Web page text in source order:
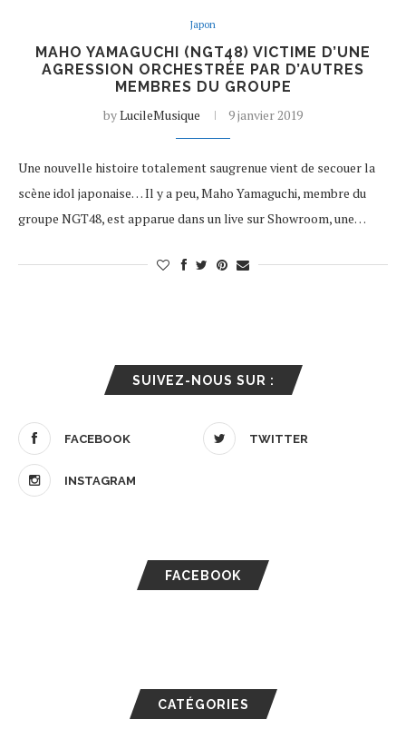
Japon
MAHO YAMAGUCHI (NGT48) VICTIME D’UNE
AGRESSION ORCHESTRÉE PAR D’AUTRES
MEMBRES DU GROUPE
byLucileMusique 9 janvier 2019
Une nouvelle histoire totalement saugrenue vient de secouer la
scène idol japonaise… Il y a peu, Maho Yamaguchi, membre du
groupe NGT48, est apparue dans un live sur Showroom, une…
SUIVEZ-NOUS SUR :
FACEBOOK TWITTER
INSTAGRAM
FACEBOOK
CATÉGORIES